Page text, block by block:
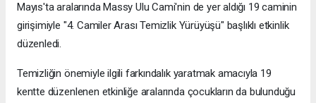
Mayıs'ta aralarında Massy Ulu Cami'nin de yer aldığı 19 caminin
girişimiyle "4. Camiler Arası Temizlik Yürüyüşü" başlıklı etkinlik
düzenledi.
Temizliğin önemiyle ilgili farkındalık yaratmak amacıyla 19
kentte düzenlenen etkinliğe aralarında çocukların da bulunduğu